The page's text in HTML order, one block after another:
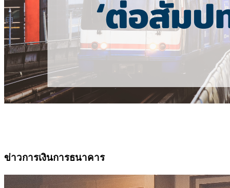
ข่าวการเงินการธนาคาร